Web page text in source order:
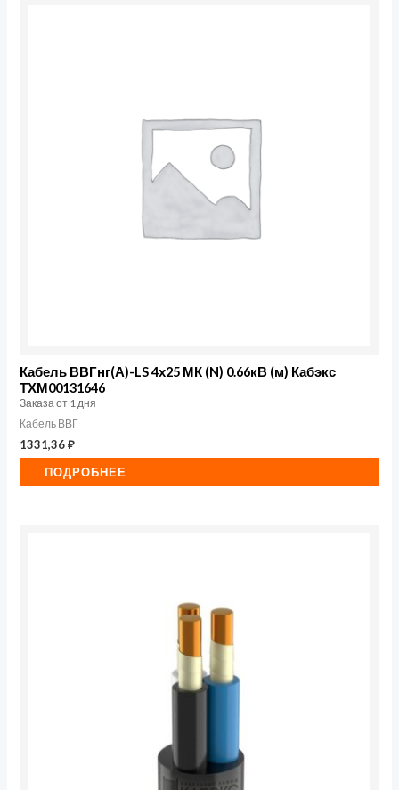
Кабель ВВГнг(А)-LS 4х25 МК (N) 0.66кВ (м) Кабэкс
ТХМ00131646
Заказа от 1 дня
Кабель ВВГ
1331,36₽
ПОДРОБНЕЕ